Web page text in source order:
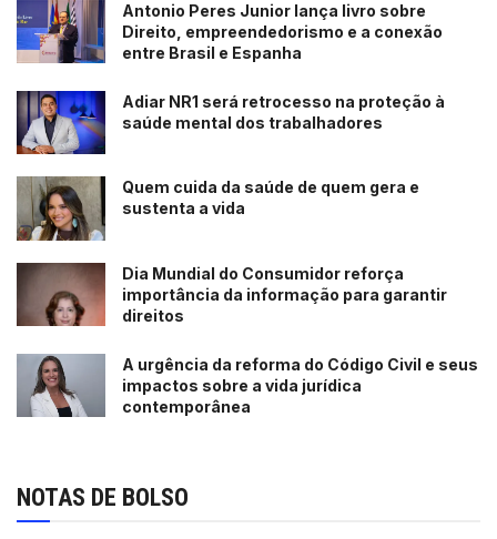
Antonio Peres Junior lança livro sobre
Direito, empreendedorismo e a conexão
entre Brasil e Espanha
Adiar NR1 será retrocesso na proteção à
saúde mental dos trabalhadores
Quem cuida da saúde de quem gera e
sustenta a vida
Dia Mundial do Consumidor reforça
importância da informação para garantir
direitos
A urgência da reforma do Código Civil e seus
impactos sobre a vida jurídica
contemporânea
NOTAS DE BOLSO